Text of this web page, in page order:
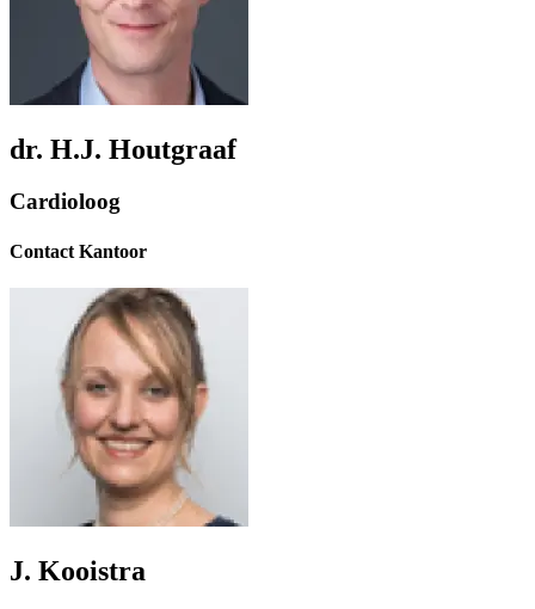
dr. H.J. Houtgraaf
Cardioloog
Contact Kantoor
J. Kooistra